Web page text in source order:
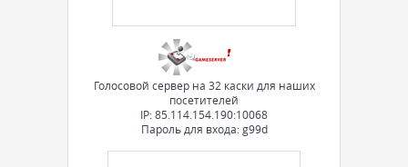
Голосовой сервер на 32 каски для наших
посетителей
IP: 85.114.154.190:10068
Пароль для входа: g99d